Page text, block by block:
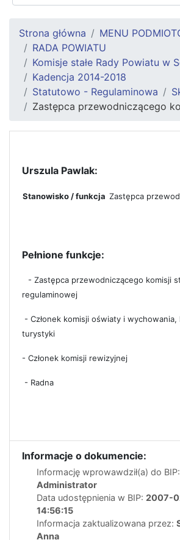
Strona główna
MENU
RADA POWIATU
Komisje stałe Rady Powiatu w
Kadencja 2014-2018
Statutowo - Regulaminowa
Zastępca przewodniczącego
Urszula Pawlak:
Stanowisko / funkcja Zastępca
Pełnione funkcje:
- Zastępca przewodniczącego komisji
regulaminowej
- Członek komisji oświaty i
turystyki
- Członek komisji rewizyjnej
- Radna
Informacje o dokumencie:
Informację wprowawdził(a) do BIP:
Administrator
Data udostępnienia w BIP: 2007-
14:56:15
Informacja zaktualizowana przez:
Anna